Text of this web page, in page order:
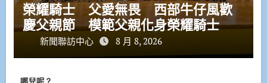
榮耀騎士 父愛無畏 西部牛仔風歡
慶父親節 模範父親化身榮耀騎士
新聞聯訪中心 8 月 8, 2026